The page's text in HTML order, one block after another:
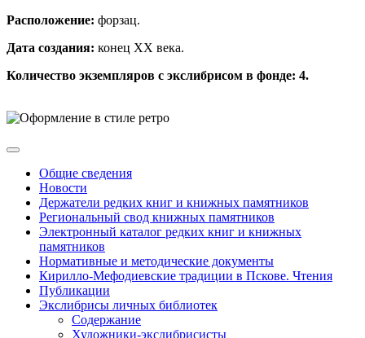
Расположение: форзац.
Дата создания: конец ХХ века.
Количество экземпляров с экслибрисом в фонде: 4.
Общие сведения
Новости
Держатели редких книг и книжных памятников
Региональный свод книжных памятников
Электронный каталог редких книг и книжных
памятников
Нормативные и методические документы
Кирилло-Мефодиевские традиции в Пскове. Чтения
Публикации
Экслибрисы личных библиотек
Содержание
Художники-экслибрисисты